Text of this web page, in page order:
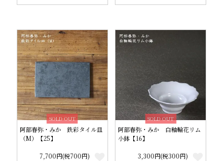
SOLD OUT
阿部春弥・みか 鉄彩タイル皿
（M）【25】
7,700円(税700円)
SOLD OUT
阿部春弥・みか 白釉輪花リム
小鉢【16】
3,300円(税300円)